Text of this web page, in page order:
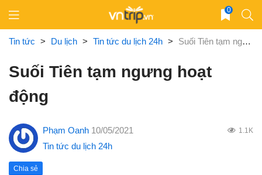
content
0
Tin tức > Du lịch > Tin tức du lịch 24h > Suối Tiên tạm ngưng hoạt động
Suối Tiên tạm ngưng hoạt
động
Phạm Oanh 10/05/2021 1.1K
Tin tức du lịch 24h
Chia sẻ